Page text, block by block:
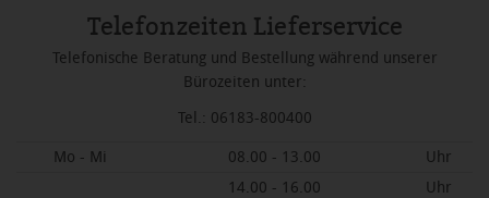
Telefonzeiten Lieferservice
Telefonische Beratung und Bestellung während unserer
Bürozeiten unter:
Tel.: 06183-800400
Mo - Mi 08.00 - 13.00
Uhr
14.00 - 16.00
Uhr